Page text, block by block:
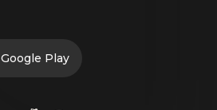
Google Play